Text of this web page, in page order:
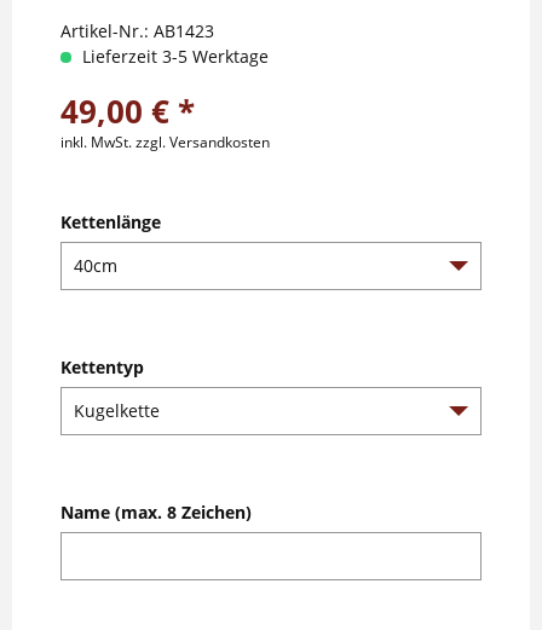
Artikel-Nr.: AB1423
Lieferzeit 3-5 Werktage
49,00 € *
inkl. MwSt.zzgl. Versandkosten
Kettenlänge
Kettentyp
Name (max. 8 Zeichen)